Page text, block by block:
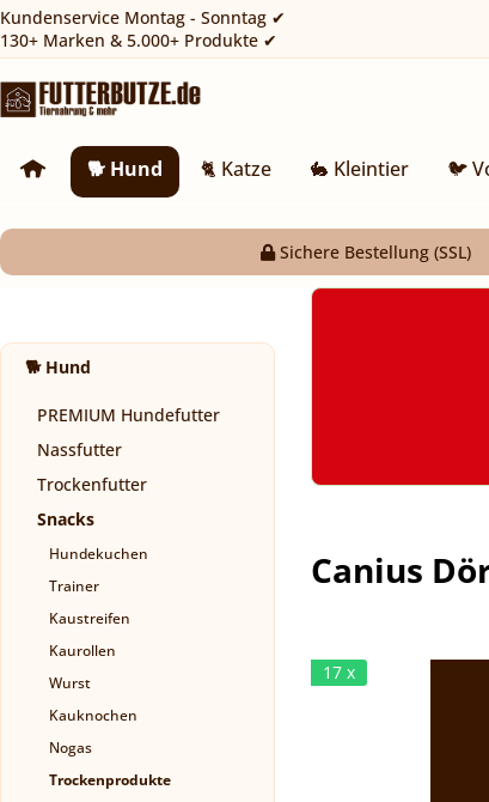
Kundenservice Montag - Sonntag ✔
130+ Marken & 5.000+ Produkte ✔
🐕 Hund 🐈 Katze 🐇 Kleintier 🐦
Sichere Bestellung (SSL)
🐕 Hund
PREMIUM Hundefutter
Nassfutter
Trockenfutter
Snacks
Hundekuchen
Trainer
Kaustreifen
Kaurollen
Wurst
Kauknochen
Nogas
Trockenprodukte
Canius
17 x